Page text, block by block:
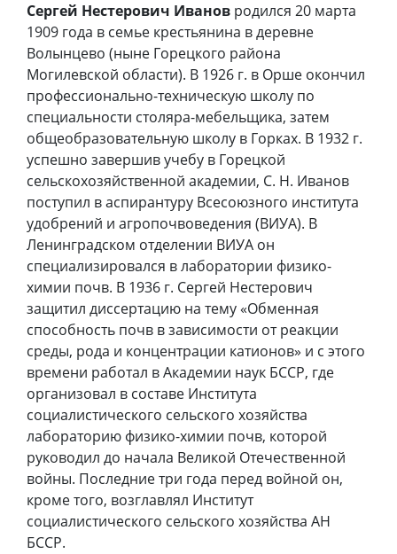
Сергей Нестерович Иванов родился 20 марта
1909 года в семье крестьянина в деревне
Волынцево (ныне Горецкого района
Могилевской области). В 1926 г. в Орше окончил
профессионально-техническую школу по
специальности столяра-мебельщика, затем
общеобразовательную школу в Горках. В 1932 г.
успешно завершив учебу в Горецкой
сельскохозяйственной академии, С. Н. Иванов
поступил в аспирантуру Всесоюзного института
удобрений и агропочвоведения (ВИУА). В
Ленинградском отделении ВИУА он
специализировался в лаборатории физико-
химии почв. В 1936 г. Сергей Нестерович
защитил диссертацию на тему «Обменная
способность почв в зависимости от реакции
среды, рода и концентрации катионов» и с этого
времени работал в Академии наук БССР, где
организовал в составе Института
социалистического сельского хозяйства
лабораторию физико-химии почв, которой
руководил до начала Великой Отечественной
войны. Последние три года перед войной он,
кроме того, возглавлял Институт
социалистического сельского хозяйства АН
БССР.